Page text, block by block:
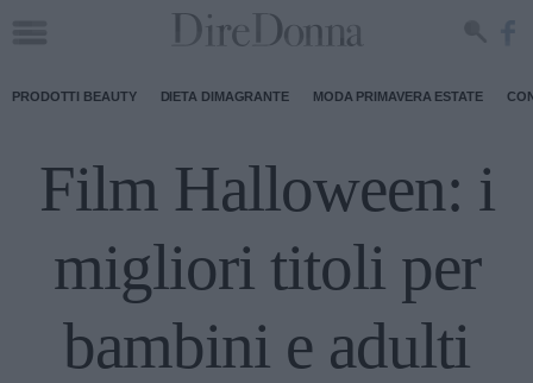
PRODOTTI BEAUTY DIETA DIMAGRANTE MODA PRIMAVERA ESTATE
Film Halloween: i
migliori titoli per
bambini e adulti